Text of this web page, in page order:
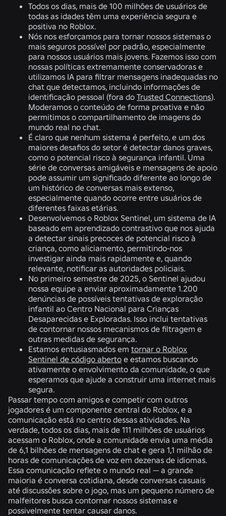
Todos os dias, mais de 100 milhões de usuários de
todas as idades têm uma experiência segura e
positiva no Roblox.
Nós nos esforçamos para tornar nossos sistemas o
mais seguros possível por padrão, especialmente
para nossos usuários mais jovens. Fazemos isso com
nossas políticas extremamente conservadoras e
utilizamos IA para filtrar mensagens inadequadas no
chat que detectamos, incluindo informações de
identificação pessoal (fora do Trusted Connections).
Moderamos o conteúdo de forma proativa e não
permitimos o compartilhamento de imagens do
mundo real no chat.
É claro que nenhum sistema é perfeito, e um dos
maiores desafios do setor é detectar danos graves,
como o potencial risco à segurança infantil. Uma
série de conversas amigáveis e mensagens de apoio
pode assumir um significado diferente ao longo de
um histórico de conversas mais extenso,
especialmente quando ocorre entre usuários de
diferentes faixas etárias.
Desenvolvemos o Roblox Sentinel, um sistema de IA
baseado em aprendizado contrastivo que nos ajuda
a detectar sinais precoces de potencial risco à
criança, como aliciamento, permitindo-nos
investigar ainda mais rapidamente e, quando
relevante, notificar as autoridades policiais.
No primeiro semestre de 2025, o Sentinel ajudou
nossa equipe a enviar aproximadamente 1.200
denúncias de possíveis tentativas de exploração
infantil ao Centro Nacional para Crianças
Desaparecidas e Exploradas. Isso inclui tentativas
de contornar nossos mecanismos de filtragem e
outras medidas de segurança.
Estamos entusiasmados em tornar o Roblox
Sentinel de código aberto e estamos buscando
ativamente o envolvimento da comunidade, o que
esperamos que ajude a construir uma internet mais
segura.
Passar tempo com amigos e competir com outros
jogadores é um componente central do Roblox, e a
comunicação está no centro dessas atividades. Na
verdade, todos os dias, mais de 111 milhões de usuários
acessam o Roblox, onde a comunidade envia uma média
de 6,1 bilhões de mensagens de chat e gera 1,1 milhão de
horas de comunicações de voz em dezenas de idiomas.
Essa comunicação reflete o mundo real — a grande
maioria é conversa cotidiana, desde conversas casuais
até discussões sobre o jogo, mas um pequeno número de
malfeitores busca contornar nossos sistemas e
possivelmente tentar causar danos.